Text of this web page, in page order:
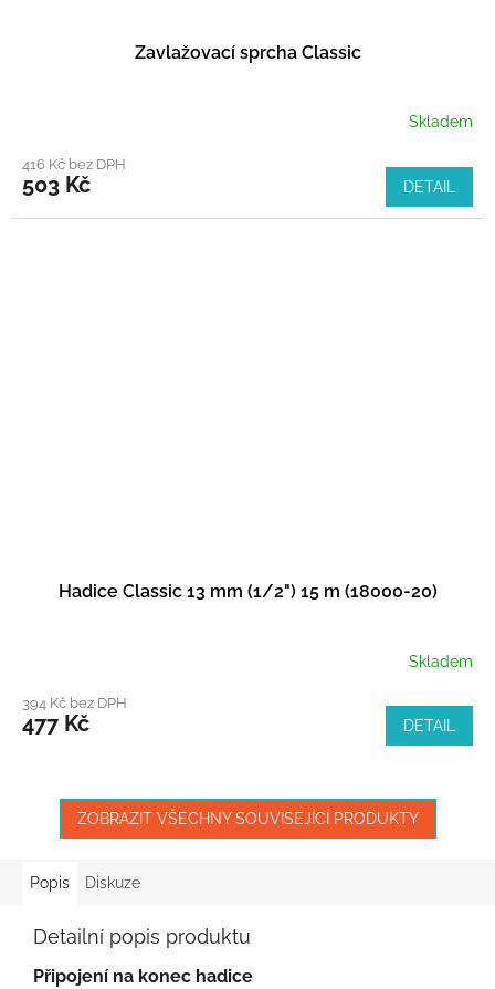
Zavlažovací sprcha Classic
Skladem
416 Kč bez DPH
503 Kč DETAIL
Hadice Classic 13 mm (1/2") 15 m (18000-20)
Skladem
394 Kč bez DPH
477 Kč DETAIL
ZOBRAZIT VŠECHNY SOUVISEJÍCÍ PRODUKTY
Popis Diskuze
Detailní popis produktu
Připojení na konec hadice